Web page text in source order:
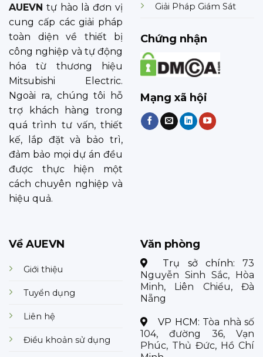
AUEVN tự hào là đơn vị
cung cấp các giải pháp
toàn diện về thiết bị
công nghiệp và tự động
hóa từ thương hiệu
Mitsubishi Electric.
Ngoài ra, chúng tôi hỗ
trợ khách hàng trong
quá trình tư vấn, thiết
kế, lắp đặt và bảo trì,
đảm bảo mọi dự án đều
được thực hiện một
cách chuyên nghiệp và
hiệu quả.
Giải Pháp Giám Sát
Chứng nhận
Mạng xã hội
Về AUEVN
Giới thiệu
Tuyển dụng
Liên hệ
Điều khoản sử dụng
Văn phòng
Trụ sở chính: 73
Nguyễn Sinh Sắc, Hòa
Minh, Liên Chiểu, Đà
Nẵng
VP HCM: Tòa nhà số
104, đường 36, Vạn
Phúc, Thủ Đức, Hồ Chí